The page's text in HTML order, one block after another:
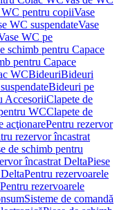
WC pentru copiiVase
WC suspendateVase
WC pe
schimb pentru Capace
pentru Capace
WCBideuriBideuri
Bideuri pe
AccesoriiClapete de
WCClapete de
acţionarePentru rezervor
rezervor încastrat
de schimb pentru
încastrat DeltaPiese
Pentru rezervoarele
rezervoarele
Sisteme de comandă